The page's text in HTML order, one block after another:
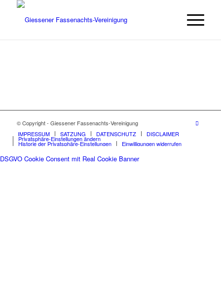
© Copyright - Giessener Fassenachts-Vereinigung
IMPRESSUM
SATZUNG DATENSCHUTZ DISCLAIMER
Privatsphäre-Einstellungen ändern
Historie der Privatsphäre-Einstellungen Einwilligungen widerrufen
DSGVO Cookie Consent mit Real Cookie Banner